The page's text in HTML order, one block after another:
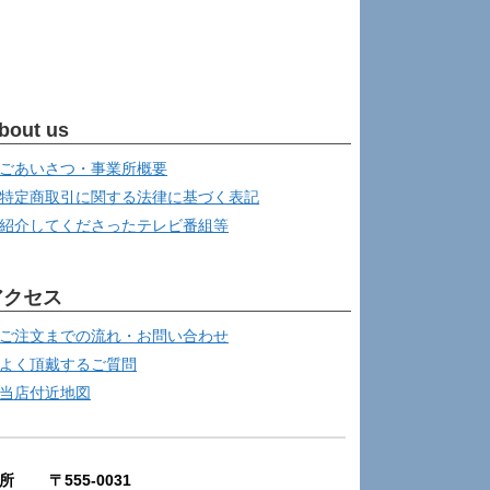
us
ごあいさつ・事業所概要
特定商取引に関する法律に基づく表記
紹介してくださったテレビ番組等
セス
ご注文までの流れ・お問い合わせ
よく頂戴するご質問
当店付近地図
所 〒555-0031